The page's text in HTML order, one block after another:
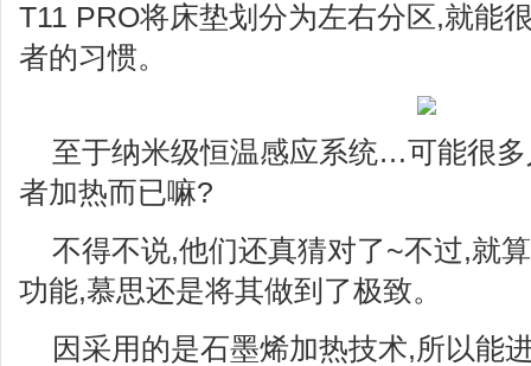
T11 PRO将床垫划分为左右分区,就能
者的习惯。
至于纳米级恒温感应系统…可能很
者加热而已嘛?
不得不说,他们还真猜对了~不过,就
功能,慕思还是将其做到了极致。
因采用的是石墨烯加热技术,所以能